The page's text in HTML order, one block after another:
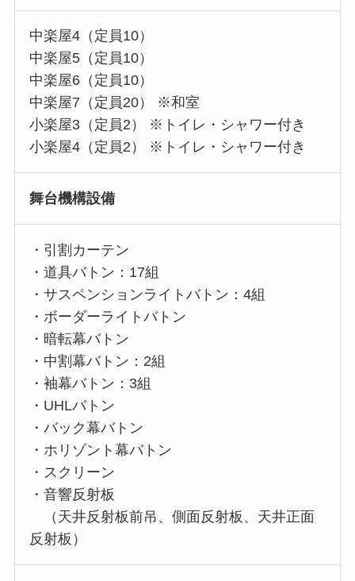
中楽屋4（定員10）
中楽屋5（定員10）
中楽屋6（定員10）
中楽屋7（定員20） ※和室
小楽屋3（定員2） ※トイレ・シャワー付き
小楽屋4（定員2） ※トイレ・シャワー付き
舞台機構設備
・引割カーテン
・道具バトン：17組
・サスペンションライトバトン：4組
・ボーダーライトバトン
・暗転幕バトン
・中割幕バトン：2組
・袖幕バトン：3組
・UHLバトン
・バック幕バトン
・ホリゾント幕バトン
・スクリーン
・音響反射板
（天井反射板前吊、側面反射板、天井正面
反射板）